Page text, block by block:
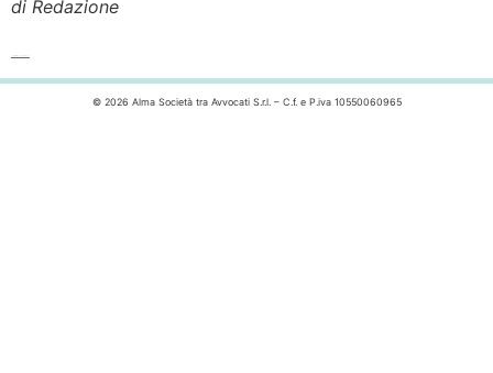
di Redazione
© 2026 Alma Società tra Avvocati S.r.l. – C.f. e P.iva 10550060965